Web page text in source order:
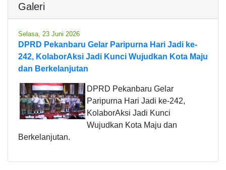
Galeri
Selasa, 23 Juni 2026
DPRD Pekanbaru Gelar Paripurna Hari Jadi ke-
242, KolaborAksi Jadi Kunci Wujudkan Kota Maju
dan Berkelanjutan
DPRD Pekanbaru Gelar
Paripurna Hari Jadi ke-242,
KolaborAksi Jadi Kunci
Wujudkan Kota Maju dan
Berkelanjutan.